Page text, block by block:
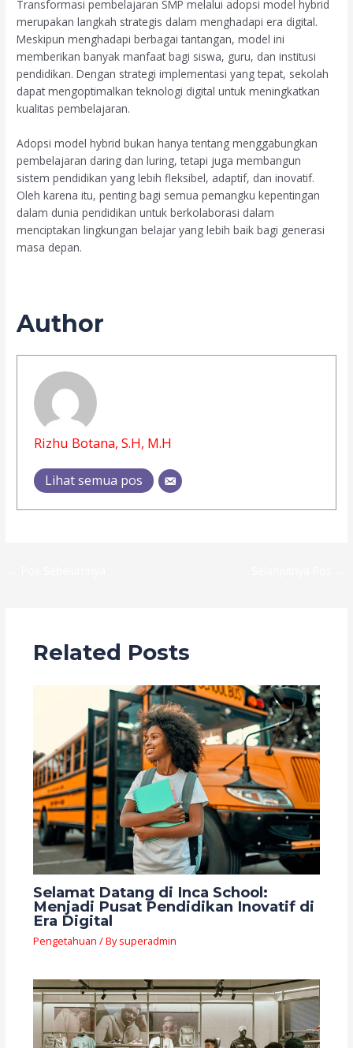
Transformasi pembelajaran SMP melalui adopsi model hybrid
merupakan langkah strategis dalam menghadapi era digital.
Meskipun menghadapi berbagai tantangan, model ini
memberikan banyak manfaat bagi siswa, guru, dan institusi
pendidikan. Dengan strategi implementasi yang tepat, sekolah
dapat mengoptimalkan teknologi digital untuk meningkatkan
kualitas pembelajaran.
Adopsi model hybrid bukan hanya tentang menggabungkan
pembelajaran daring dan luring, tetapi juga membangun
sistem pendidikan yang lebih fleksibel, adaptif, dan inovatif.
Oleh karena itu, penting bagi semua pemangku kepentingan
dalam dunia pendidikan untuk berkolaborasi dalam
menciptakan lingkungan belajar yang lebih baik bagi generasi
masa depan.
Author
Rizhu Botana, S.H, M.H
Lihat semua pos
Related Posts
Selamat Datang di Inca School:
Menjadi Pusat Pendidikan Inovatif di
Era Digital
Pengetahuan / Bysuperadmin